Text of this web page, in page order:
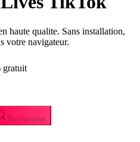
haute qualite. Sans installation,
votre navigateur.
gratuit
Rechercher